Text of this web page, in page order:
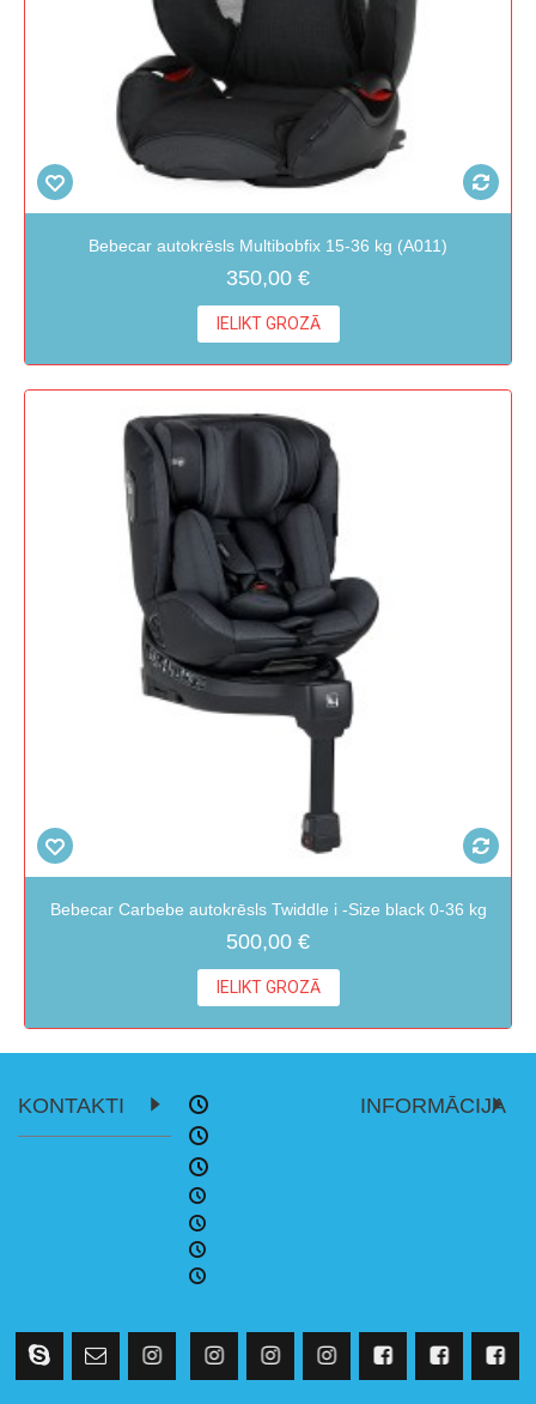
Bebecar autokrēsls Multibobfix 15-36 kg (A011)
350,00 €
IELIKT GROZĀ
Bebecar Carbebe autokrēsls Twiddle i -Size black 0-36 kg
500,00 €
IELIKT GROZĀ
KONTAKTI INFORMĀCIJA